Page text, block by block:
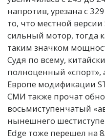
напротив, урезана с
то, что местной
сильный мотор, тогда
таким значком
Судя по всему,
полноценный «спорт»,
Европе модификации
СМИ также прочат
восьмиступенчатый
нынешнего
Edge тоже перешел на